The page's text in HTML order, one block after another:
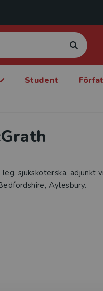
Student
sjuksköterska, adjunkt
Aylesbury.